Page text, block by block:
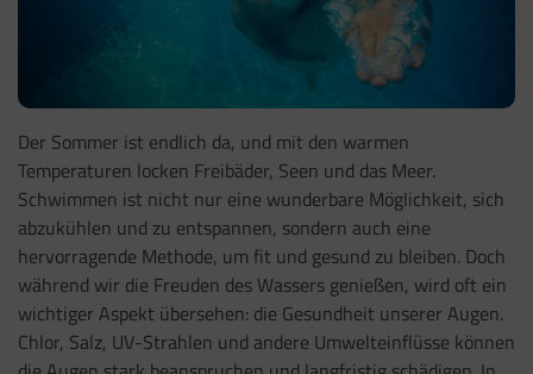
Der Sommer ist endlich da, und mit den warmen
Temperaturen locken Freibäder, Seen und das Meer.
Schwimmen ist nicht nur eine wunderbare Möglichkeit, sich
abzukühlen und zu entspannen, sondern auch eine
hervorragende Methode, um fit und gesund zu bleiben. Doch
während wir die Freuden des Wassers genießen, wird oft ein
wichtiger Aspekt übersehen: die Gesundheit unserer Augen.
Chlor, Salz, UV-Strahlen und andere Umwelteinflüsse können